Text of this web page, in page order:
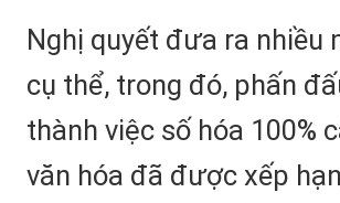
Nghị quyết đưa ra nhiều
cụ thể, trong đó, phấn
thành việc số hóa 100%
văn hóa đã được xếp